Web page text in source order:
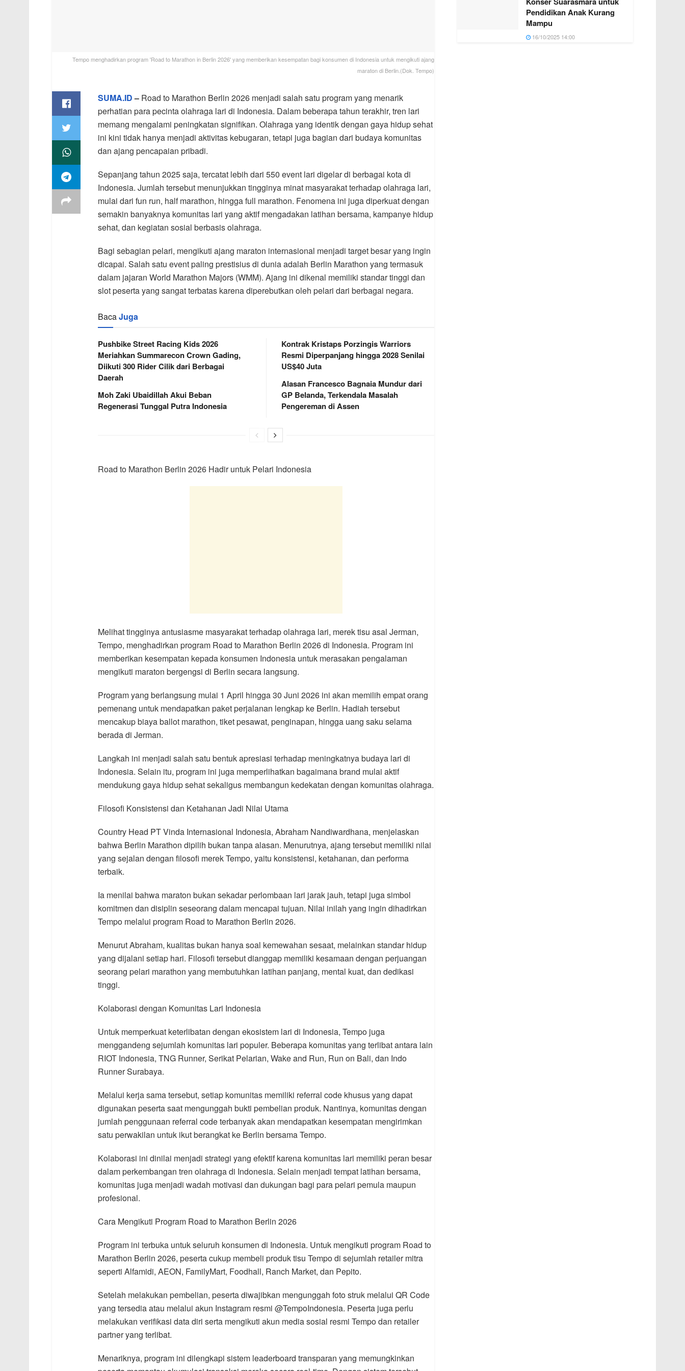
Tempo menghadirkan program 'Road to Marathon in Berlin 2026' yang memberikan kesempatan bagi konsumen di Indonesia untuk mengikuti ajang
maraton di Berlin.(Dok. Tempo)
SUMA.ID– Road to Marathon Berlin 2026 menjadi salah satu program yang menarik
perhatian para pecinta olahraga lari di Indonesia. Dalam beberapa tahun terakhir, tren lari
memang mengalami peningkatan signifikan. Olahraga yang identik dengan gaya hidup sehat
ini kini tidak hanya menjadi aktivitas kebugaran, tetapi juga bagian dari budaya komunitas
dan ajang pencapaian pribadi.
Sepanjang tahun 2025 saja, tercatat lebih dari 550 event lari digelar di berbagai kota di
Indonesia. Jumlah tersebut menunjukkan tingginya minat masyarakat terhadap olahraga lari,
mulai dari fun run, half marathon, hingga full marathon. Fenomena ini juga diperkuat dengan
semakin banyaknya komunitas lari yang aktif mengadakan latihan bersama, kampanye hidup
sehat, dan kegiatan sosial berbasis olahraga.
Bagi sebagian pelari, mengikuti ajang maraton internasional menjadi target besar yang ingin
dicapai. Salah satu event paling prestisius di dunia adalah Berlin Marathon yang termasuk
dalam jajaran World Marathon Majors (WMM). Ajang ini dikenal memiliki standar tinggi dan
slot peserta yang sangat terbatas karena diperebutkan oleh pelari dari berbagai negara.
BacaJuga
Pushbike Street Racing Kids 2026
Meriahkan Summarecon Crown Gading,
Diikuti 300 Rider Cilik dari Berbagai
Daerah
Moh Zaki Ubaidillah Akui Beban
Regenerasi Tunggal Putra Indonesia
Kontrak Kristaps Porzingis Warriors
Resmi Diperpanjang hingga 2028 Senilai
US$40 Juta
Alasan Francesco Bagnaia Mundur dari
GP Belanda, Terkendala Masalah
Pengereman di Assen
Road to Marathon Berlin 2026 Hadir untuk Pelari Indonesia
Melihat tingginya antusiasme masyarakat terhadap olahraga lari, merek tisu asal Jerman,
Tempo, menghadirkan program Road to Marathon Berlin 2026 di Indonesia. Program ini
memberikan kesempatan kepada konsumen Indonesia untuk merasakan pengalaman
mengikuti maraton bergengsi di Berlin secara langsung.
Program yang berlangsung mulai 1 April hingga 30 Juni 2026 ini akan memilih empat orang
pemenang untuk mendapatkan paket perjalanan lengkap ke Berlin. Hadiah tersebut
mencakup biaya ballot marathon, tiket pesawat, penginapan, hingga uang saku selama
berada di Jerman.
Langkah ini menjadi salah satu bentuk apresiasi terhadap meningkatnya budaya lari di
Indonesia. Selain itu, program ini juga memperlihatkan bagaimana brand mulai aktif
mendukung gaya hidup sehat sekaligus membangun kedekatan dengan komunitas olahraga.
Filosofi Konsistensi dan Ketahanan Jadi Nilai Utama
Country Head PT Vinda Internasional Indonesia, Abraham Nandiwardhana, menjelaskan
bahwa Berlin Marathon dipilih bukan tanpa alasan. Menurutnya, ajang tersebut memiliki nilai
yang sejalan dengan filosofi merek Tempo, yaitu konsistensi, ketahanan, dan performa
terbaik.
Ia menilai bahwa maraton bukan sekadar perlombaan lari jarak jauh, tetapi juga simbol
komitmen dan disiplin seseorang dalam mencapai tujuan. Nilai inilah yang ingin dihadirkan
Tempo melalui program Road to Marathon Berlin 2026.
Menurut Abraham, kualitas bukan hanya soal kemewahan sesaat, melainkan standar hidup
yang dijalani setiap hari. Filosofi tersebut dianggap memiliki kesamaan dengan perjuangan
seorang pelari marathon yang membutuhkan latihan panjang, mental kuat, dan dedikasi
tinggi.
Kolaborasi dengan Komunitas Lari Indonesia
Untuk memperkuat keterlibatan dengan ekosistem lari di Indonesia, Tempo juga
menggandeng sejumlah komunitas lari populer. Beberapa komunitas yang terlibat antara lain
RIOT Indonesia, TNG Runner, Serikat Pelarian, Wake and Run, Run on Bali, dan Indo
Runner Surabaya.
Melalui kerja sama tersebut, setiap komunitas memiliki referral code khusus yang dapat
digunakan peserta saat mengunggah bukti pembelian produk. Nantinya, komunitas dengan
jumlah penggunaan referral code terbanyak akan mendapatkan kesempatan mengirimkan
satu perwakilan untuk ikut berangkat ke Berlin bersama Tempo.
Kolaborasi ini dinilai menjadi strategi yang efektif karena komunitas lari memiliki peran besar
dalam perkembangan tren olahraga di Indonesia. Selain menjadi tempat latihan bersama,
komunitas juga menjadi wadah motivasi dan dukungan bagi para pelari pemula maupun
profesional.
Cara Mengikuti Program Road to Marathon Berlin 2026
Program ini terbuka untuk seluruh konsumen di Indonesia. Untuk mengikuti program Road to
Marathon Berlin 2026, peserta cukup membeli produk tisu Tempo di sejumlah retailer mitra
seperti Alfamidi, AEON, FamilyMart, Foodhall, Ranch Market, dan Pepito.
Setelah melakukan pembelian, peserta diwajibkan mengunggah foto struk melalui QR Code
yang tersedia atau melalui akun Instagram resmi @TempoIndonesia. Peserta juga perlu
melakukan verifikasi data diri serta mengikuti akun media sosial resmi Tempo dan retailer
partner yang terlibat.
Menariknya, program ini dilengkapi sistem leaderboard transparan yang memungkinkan
Pendidikan Anak Kurang
Mampu
16/10/2025 14:00